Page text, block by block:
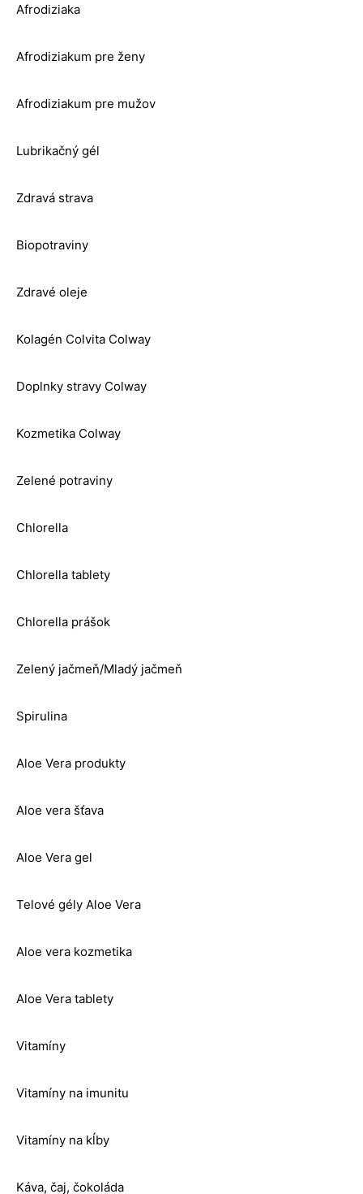
Afrodiziaka
Afrodiziakum pre ženy
Afrodiziakum pre mužov
Lubrikačný gél
Zdravá strava
Biopotraviny
Zdravé oleje
Kolagén Colvita Colway
Doplnky stravy Colway
Kozmetika Colway
Zelené potraviny
Chlorella
Chlorella tablety
Chlorella prášok
Zelený jačmeň/Mladý jačmeň
Spirulina
Aloe Vera produkty
Aloe vera šťava
Aloe Vera gel
Telové gély Aloe Vera
Aloe vera kozmetika
Aloe Vera tablety
Vitamíny
Vitamíny na imunitu
Vitamíny na kĺby
Káva, čaj, čokoláda